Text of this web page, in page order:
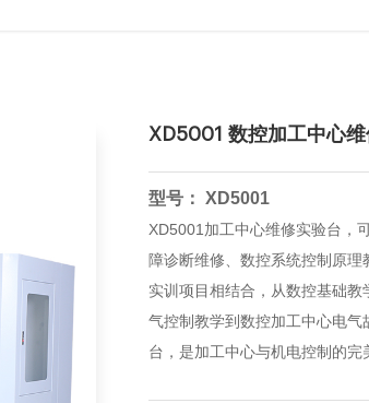
XD5001 数控加工中心
型号： XD5001
XD5001加工中心维修实验台，
障诊断维修、数控系统控制原
实训项目相结合，从数控基础
气控制教学到数控加工中心电
台，是加工中心与机电控制的完